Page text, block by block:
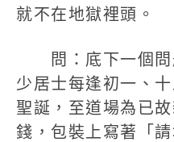
就不在地獄裡頭。
問：底下一個問
少居士每逢初一、
聖誕，至道場為已
錢，包裝上寫著「